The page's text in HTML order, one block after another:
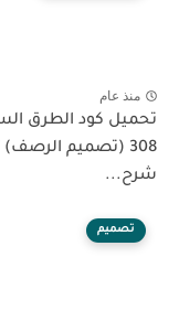
منذ عام
تحميل كود الطرق
شرح...
تصميم